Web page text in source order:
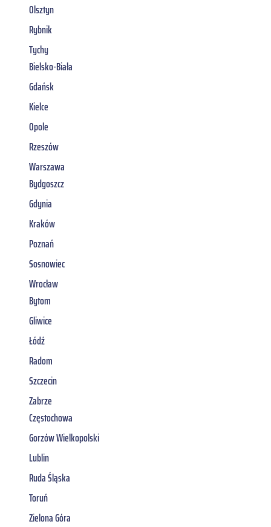
Olsztyn
Rybnik
Tychy
Bielsko-Biała
Gdańsk
Kielce
Opole
Rzeszów
Warszawa
Bydgoszcz
Gdynia
Kraków
Poznań
Sosnowiec
Wrocław
Bytom
Gliwice
Łódź
Radom
Szczecin
Zabrze
Częstochowa
Gorzów Wielkopolski
Lublin
Ruda Śląska
Toruń
Zielona Góra